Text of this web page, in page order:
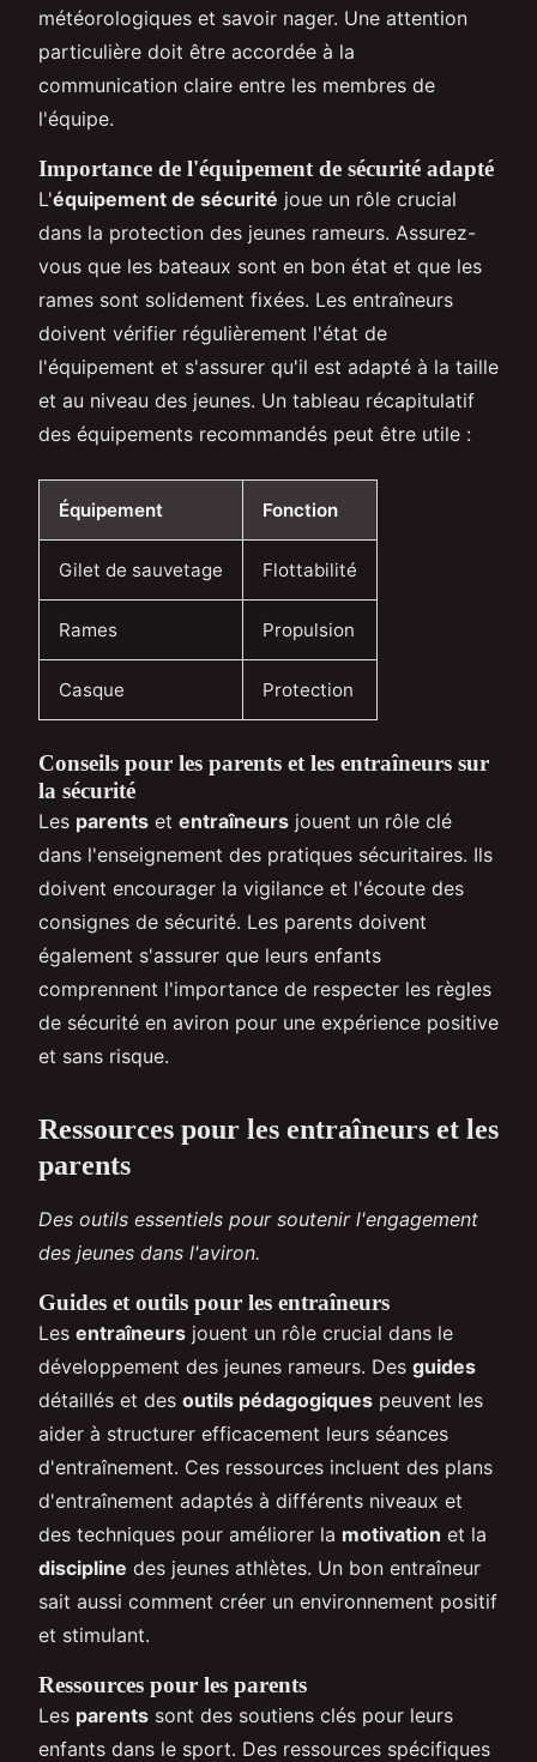
météorologiques et savoir nager. Une attention
particulière doit être accordée à la
communication claire entre les membres de
l'équipe.
Importance de l'équipement de sécurité adapté
L'équipement de sécurité joue un rôle crucial
dans la protection des jeunes rameurs. Assurez-
vous que les bateaux sont en bon état et que les
rames sont solidement fixées. Les entraîneurs
doivent vérifier régulièrement l'état de
l'équipement et s'assurer qu'il est adapté à la taille
et au niveau des jeunes. Un tableau récapitulatif
des équipements recommandés peut être utile :
Équipement Fonction
Gilet de sauvetage Flottabilité
Rames Propulsion
Casque Protection
Conseils pour les parents et les entraîneurs sur
la sécurité
Les parents et entraîneurs jouent un rôle clé
dans l'enseignement des pratiques sécuritaires. Ils
doivent encourager la vigilance et l'écoute des
consignes de sécurité. Les parents doivent
également s'assurer que leurs enfants
comprennent l'importance de respecter les règles
de sécurité en aviron pour une expérience positive
et sans risque.
Ressources pour les entraîneurs et les
parents
Des outils essentiels pour soutenir l'engagement
des jeunes dans l'aviron.
Guides et outils pour les entraîneurs
Les entraîneurs jouent un rôle crucial dans le
développement des jeunes rameurs. Des guides
détaillés et des outils pédagogiques peuvent les
aider à structurer efficacement leurs séances
d'entraînement. Ces ressources incluent des plans
d'entraînement adaptés à différents niveaux et
des techniques pour améliorer la motivation et la
discipline des jeunes athlètes. Un bon entraîneur
sait aussi comment créer un environnement positif
et stimulant.
Ressources pour les parents
Les parents sont des soutiens clés pour leurs
enfants dans le sport. Des ressources spécifiques